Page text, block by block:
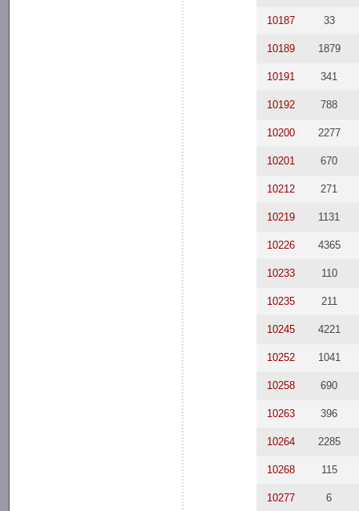
10187 33
10189 1879
10191 341
10192 788
10200 2277
10201 670
10212 271
10219 1131
10226 4365
10233 110
10235 211
10245 4221
10252 1041
10258 690
10263 396
10264 2285
10268 115
10277 6